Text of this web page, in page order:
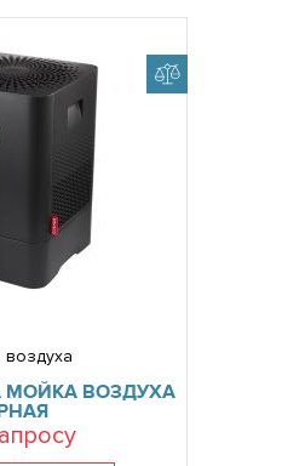
МОЙКА ВОЗДУХА